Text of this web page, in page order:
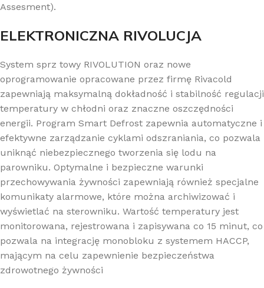
Assesment).
ELEKTRONICZNA RIVOLUCJA
System sprz towy RIVOLUTION oraz nowe
oprogramowanie opracowane przez firmę Rivacold
zapewniają maksymalną dokładność i stabilność regulacji
temperatury w chłodni oraz znaczne oszczędności
energii. Program Smart Defrost zapewnia automatyczne i
efektywne zarządzanie cyklami odszraniania, co pozwala
uniknąć niebezpiecznego tworzenia się lodu na
parowniku. Optymalne i bezpieczne warunki
przechowywania żywności zapewniają również specjalne
komunikaty alarmowe, które można archiwizować i
wyświetlać na sterowniku. Wartość temperatury jest
monitorowana, rejestrowana i zapisywana co 15 minut, co
pozwala na integrację monobloku z systemem HACCP,
mającym na celu zapewnienie bezpieczeństwa
zdrowotnego żywności